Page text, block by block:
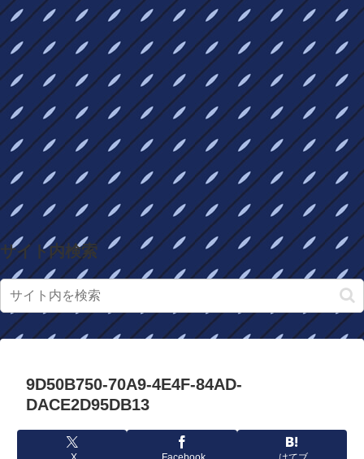
サイト内検索
9D50B750-70A9-4E4F-84AD-
DACE2D95DB13